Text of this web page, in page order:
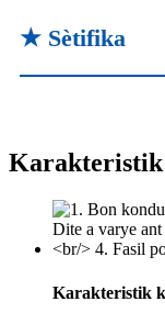
★ Sètifika
Karakteristik
Karakteristik